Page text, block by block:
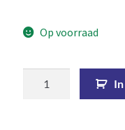
Op voorraad